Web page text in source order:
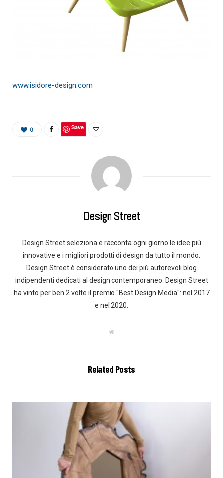
www.isidore-design.com
0 Save
Design Street
Design Street seleziona e racconta ogni giorno le idee più
innovative e i migliori prodotti di design da tutto il mondo.
Design Street è considerato uno dei più autorevoli blog
indipendenti dedicati al design contemporaneo. Design Street
ha vinto per ben 2 volte il premio "Best Design Media": nel 2017
e nel 2020.
W
Related Posts